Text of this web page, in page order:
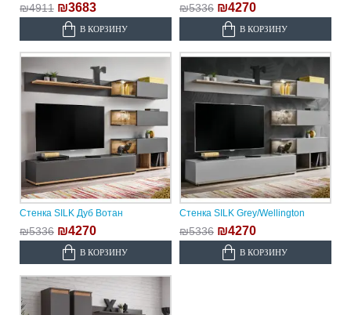
₪4911 ₪3683
В КОРЗИНУ
₪5336 ₪4270
В КОРЗИНУ
Стенка SILK Дуб Вотан
₪5336 ₪4270
В КОРЗИНУ
Стенка SILK Grey/Wellington
₪5336 ₪4270
В КОРЗИНУ